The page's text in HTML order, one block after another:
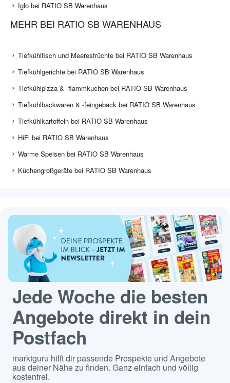
Iglo bei RATIO SB Warenhaus
MEHR BEI RATIO SB WARENHAUS
Tiefkühlfisch und Meeresfrüchte bei RATIO SB Warenhaus
Tiefkühlgerichte bei RATIO SB Warenhaus
Tiefkühlpizza & -flammkuchen bei RATIO SB Warenhaus
Tiefkühlbackwaren & -feingebäck bei RATIO SB Warenhaus
Tiefkühlkartoffeln bei RATIO SB Warenhaus
HiFi bei RATIO SB Warenhaus
Warme Speisen bei RATIO SB Warenhaus
Küchengroßgeräte bei RATIO SB Warenhaus
Jede Woche die besten
Angebote direkt in dein
Postfach
marktguru hilft dir passende Prospekte und Angebote
aus deiner Nähe zu finden. Ganz einfach und völlig
kostenfrei.